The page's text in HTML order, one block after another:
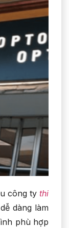
công ty thi
dàng làm
phù hợp